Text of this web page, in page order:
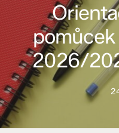
pomůcek
2026/